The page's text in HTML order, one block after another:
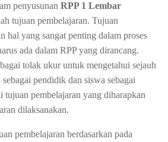
penyusunan RPP 1 Lembar
tujuan pembelajaran. Tujuan
hal yang sangat penting dalam proses
ada dalam RPP yang dirancang.
tolak ukur untuk mengetahui sejauh
pendidik dan siswa sebagai
tujuan pembelajaran yang diharapkan
dilaksanakan.
pembelajaran berdasarkan pada